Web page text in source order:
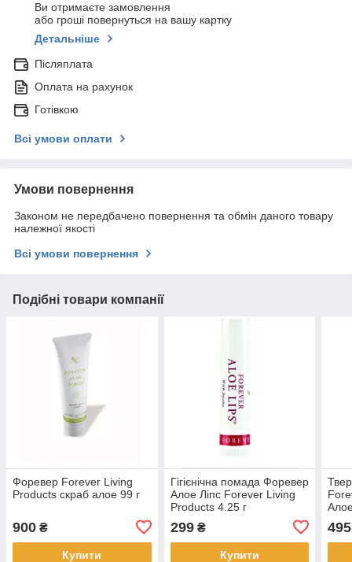
Ви отримаєте замовлення
або гроші повернуться на вашу картку
Детальніше
Післяплата
Оплата на рахунок
Готівкою
Всі умови оплати
Умови повернення
Законом не передбачено повернення та обмін даного товару
належної якості
Всі умови повернення
Подібні товари компанії
Форевер Forever Living
Products скраб алое 99 г
900 ₴
Купити
Гігієнічна помада Форевер
Алое Ліпс Forever Living
Products 4.25 г
299₴
Купити
495